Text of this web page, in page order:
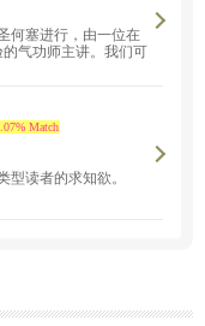
何塞进行，由一位在
的气功师主讲。我们可
防、健康和生育改善
Match
型读者的求知欲。